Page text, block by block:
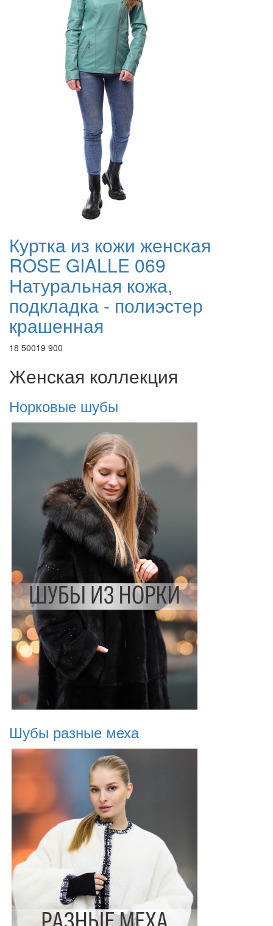
Куртка из кожи женская
ROSE GIALLE 069
Натуральная кожа,
подкладка - полиэстер
крашенная
18 50019 900
Женская коллекция
Норковые шубы
Шубы разные меха